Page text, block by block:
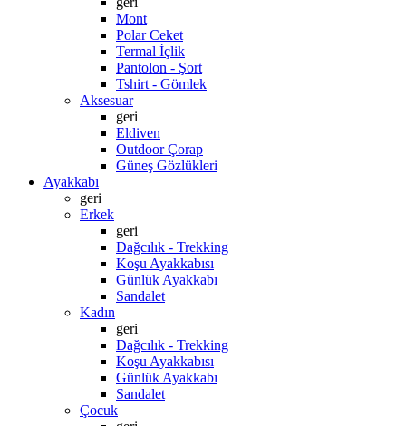
Mont
Polar Ceket
Termal İçlik
Pantolon - Şort
Tshirt - Gömlek
Aksesuar
geri
Eldiven
Outdoor Çorap
Güneş Gözlükleri
Ayakkabı
geri
Erkek
geri
Dağcılık - Trekking
Koşu Ayakkabısı
Günlük Ayakkabı
Sandalet
Kadın
geri
Dağcılık - Trekking
Koşu Ayakkabısı
Günlük Ayakkabı
Sandalet
Çocuk